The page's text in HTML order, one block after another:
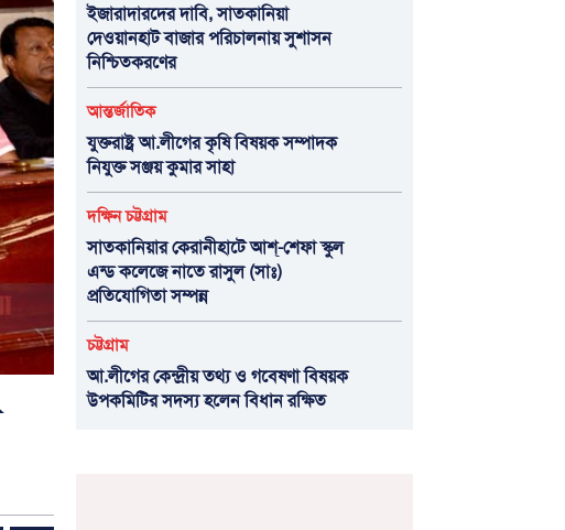
ইজারাদারদের দাবি, সাতকানিয়া
দেওয়ানহাট বাজার পরিচালনায় সুশাসন
নিশ্চিতকরণের
আন্তর্জাতিক
যুক্তরাষ্ট্র আ.লীগের কৃষি বিষয়ক সম্পাদক
নিযুক্ত সঞ্জয় কুমার সাহা
দক্ষিন চট্টগ্রাম
সাতকানিয়ার কেরানীহাটে আশ্-শেফা স্কুল
এন্ড কলেজে নাতে রাসুল (সাঃ)
প্রতিযোগিতা সম্পন্ন
চট্টগ্রাম
আ.লীগের কেন্দ্রীয় তথ্য ও গবেষণা বিষয়ক
উপকমিটির সদস্য হলেন বিধান রক্ষিত